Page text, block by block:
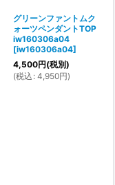
グリーンファントムク
ォーツペンダントTOP
iw160306a04
[iw160306a04]
4,500円(税別)
(税込 : 4,950円)